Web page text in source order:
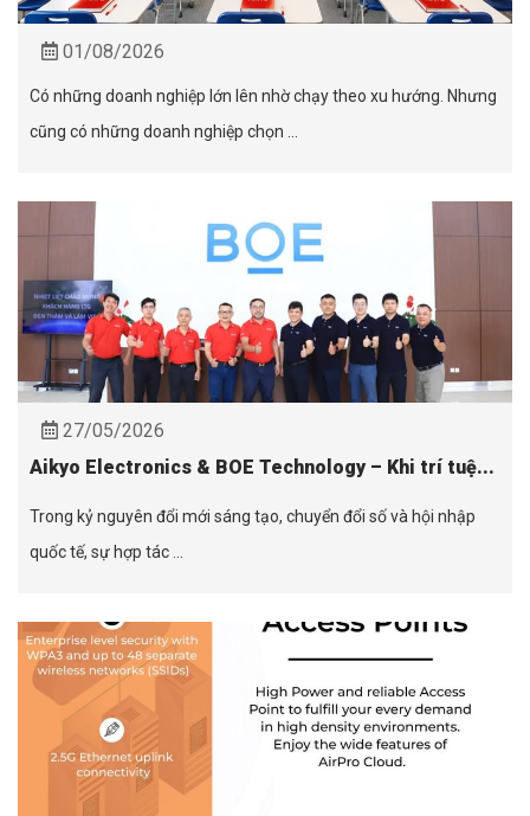
01/08/2026
Có những doanh nghiệp lớn lên nhờ chạy theo xu hướng. Nhưng
cũng có những doanh nghiệp chọn ...
27/05/2026
Aikyo Electronics & BOE Technology – Khi trí tuệ...
Trong kỷ nguyên đổi mới sáng tạo, chuyển đổi số và hội nhập
quốc tế, sự hợp tác ...